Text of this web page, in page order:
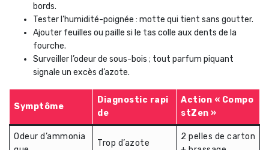
bords.
Tester l’humidité-poignée : motte qui tient sans goutter.
Ajouter feuilles ou paille si le tas colle aux dents de la
fourche.
Surveiller l’odeur de sous-bois ; tout parfum piquant
signale un excès d’azote.
Symptôme
Diagnostic rapi
de
Action « Compo
stZen »
Odeur d’ammonia
Trop d’azote
2 pelles de carton